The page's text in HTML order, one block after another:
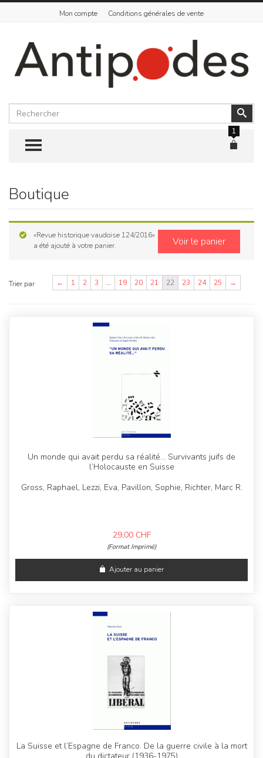
Mon compte Conditions générales de vente
Rechercher
TOGGLE MENU
1
Skip
content
Boutique
Voir le panier
«Revue historique vaudoise 124/2016»
a été ajouté à votre panier.
Trier par
Un monde qui avait perdu sa réalité… Survivants juifs de
l’Holocauste en Suisse
Gross, Raphael, Lezzi, Eva, Pavillon, Sophie, Richter, Marc R.
29,00 CHF
(Format Imprimé)
Ajouter au panier
La Suisse et l’Espagne de Franco. De la guerre civile à la mort
← 1 2 3 … 19 20 21 22 23 24 25 →